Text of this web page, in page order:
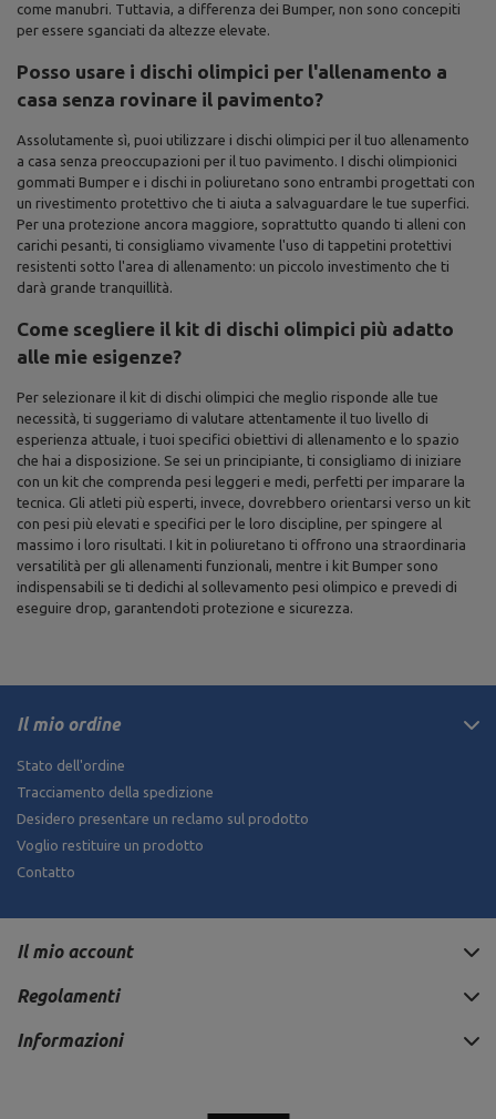
come manubri. Tuttavia, a differenza dei Bumper, non sono concepiti
per essere sganciati da altezze elevate.
Posso usare i dischi olimpici per l'allenamento a
casa senza rovinare il pavimento?
Assolutamente sì, puoi utilizzare i dischi olimpici per il tuo allenamento
a casa senza preoccupazioni per il tuo pavimento. I dischi olimpionici
gommati Bumper e i dischi in poliuretano sono entrambi progettati con
un rivestimento protettivo che ti aiuta a salvaguardare le tue superfici.
Per una protezione ancora maggiore, soprattutto quando ti alleni con
carichi pesanti, ti consigliamo vivamente l'uso di tappetini protettivi
resistenti sotto l'area di allenamento: un piccolo investimento che ti
darà grande tranquillità.
Come scegliere il kit di dischi olimpici più adatto
alle mie esigenze?
Per selezionare il kit di dischi olimpici che meglio risponde alle tue
necessità, ti suggeriamo di valutare attentamente il tuo livello di
esperienza attuale, i tuoi specifici obiettivi di allenamento e lo spazio
che hai a disposizione. Se sei un principiante, ti consigliamo di iniziare
con un kit che comprenda pesi leggeri e medi, perfetti per imparare la
tecnica. Gli atleti più esperti, invece, dovrebbero orientarsi verso un kit
con pesi più elevati e specifici per le loro discipline, per spingere al
massimo i loro risultati. I kit in poliuretano ti offrono una straordinaria
versatilità per gli allenamenti funzionali, mentre i kit Bumper sono
indispensabili se ti dedichi al sollevamento pesi olimpico e prevedi di
eseguire drop, garantendoti protezione e sicurezza.
Il mio ordine
Stato dell'ordine
Tracciamento della spedizione
Desidero presentare un reclamo sul prodotto
Voglio restituire un prodotto
Contatto
Il mio account
Regolamenti
Informazioni